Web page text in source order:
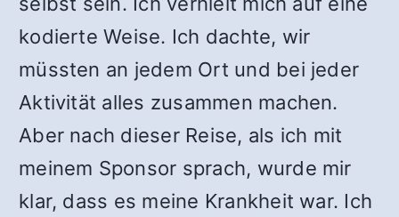
kodierte Weise. Ich dachte, wir
müssten an jedem Ort und bei jeder
Aktivität alles zusammen machen.
Aber nach dieser Reise, als ich mit
meinem Sponsor sprach, wurde mir
klar, dass es meine Krankheit war. Ich